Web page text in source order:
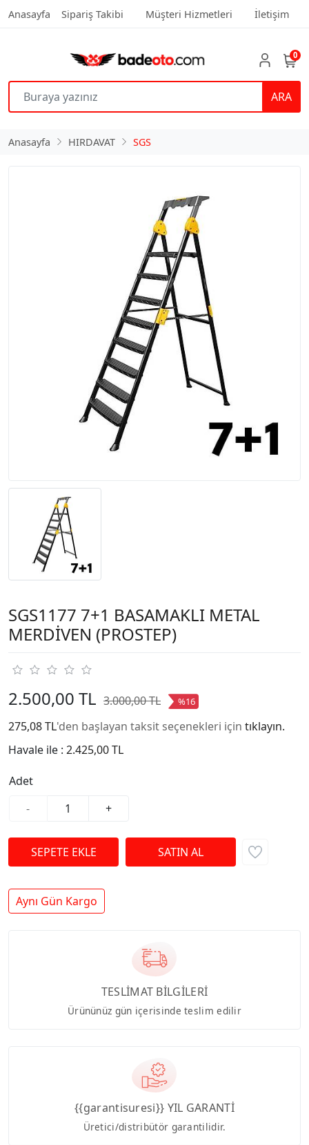
Anasayfa Sipariş Takibi Müşteri Hizmetleri İletişim
ARA
0
Anasayfa HIRDAVAT SGS
SGS1177 7+1 BASAMAKLI METAL
MERDİVEN (PROSTEP)
2.500,00 TL 3.000,00 TL %16
275,08 TL'den başlayan taksit seçenekleri için tıklayın.
Havale ile : 2.425,00 TL
Adet
-
+
Aynı Gün Kargo
TESLİMAT BİLGİLERİ
Ürününüz gün içerisinde teslim edilir
{{garantisuresi}} YIL GARANTİ
Üretici/distribütör garantilidir.